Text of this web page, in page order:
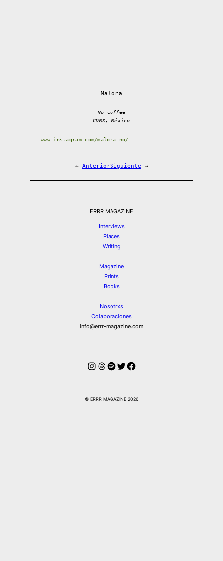
Malora
No coffee
CDMX, México
www.instagram.com/malora.no/
← AnteriorSiguiente →
ERRR MAGAZINE
Interviews
Places
Writing
Magazine
Prints
Books
Nosotrxs
Colaboraciones
info@errr-magazine.com
Instagram
Hilos
Spotify
Twitter
Facebook
© ERRR MAGAZINE 2026